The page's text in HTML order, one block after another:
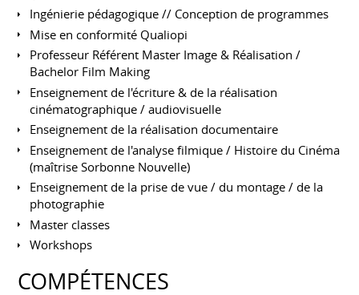
Ingénierie pédagogique // Conception de programmes
Mise en conformité Qualiopi
Professeur Référent Master Image & Réalisation /
Bachelor Film Making
Enseignement de l'écriture & de la réalisation
cinématographique / audiovisuelle
Enseignement de la réalisation documentaire
Enseignement de l'analyse filmique / Histoire du Cinéma
(maîtrise Sorbonne Nouvelle)
Enseignement de la prise de vue / du montage / de la
photographie
Master classes
Workshops
COMPÉTENCES